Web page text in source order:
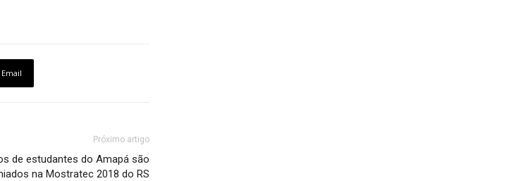
Email
Próximo artigo
de estudantes do Amapá são
na Mostratec 2018 do RS